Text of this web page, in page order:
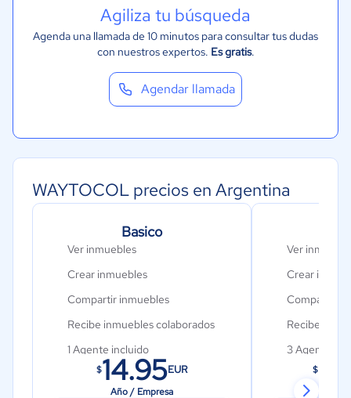
Agiliza tu búsqueda
Agenda una llamada de 10 minutos para consultar tus dudas
con nuestros expertos. Es gratis.
Agendar llamada
WAYTOCOL precios en Argentina
Basico
Ver inmuebles
Crear inmuebles
Compartir inmuebles
Recibe inmuebles colaborados
1 Agente incluido
$14.95EUR
Año / Empresa
Ver
Crear
Compartir
Recibe
3 Agentes
Inmuebles
$